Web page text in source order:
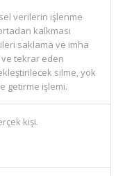
verilerin işlenme
kalkması
saklama ve imha
tekrar eden
silme, yok
getirme işlemi.
kişi.